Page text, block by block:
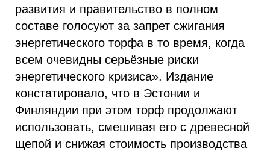
развития и правительство в полном
составе голосуют за запрет сжигания
энергетического торфа в то время, когда
всем очевидны серьёзные риски
энергетического кризиса». Издание
констатировало, что в Эстонии и
Финляндии при этом торф продолжают
использовать, смешивая его с древесной
щепой и снижая стоимость производства